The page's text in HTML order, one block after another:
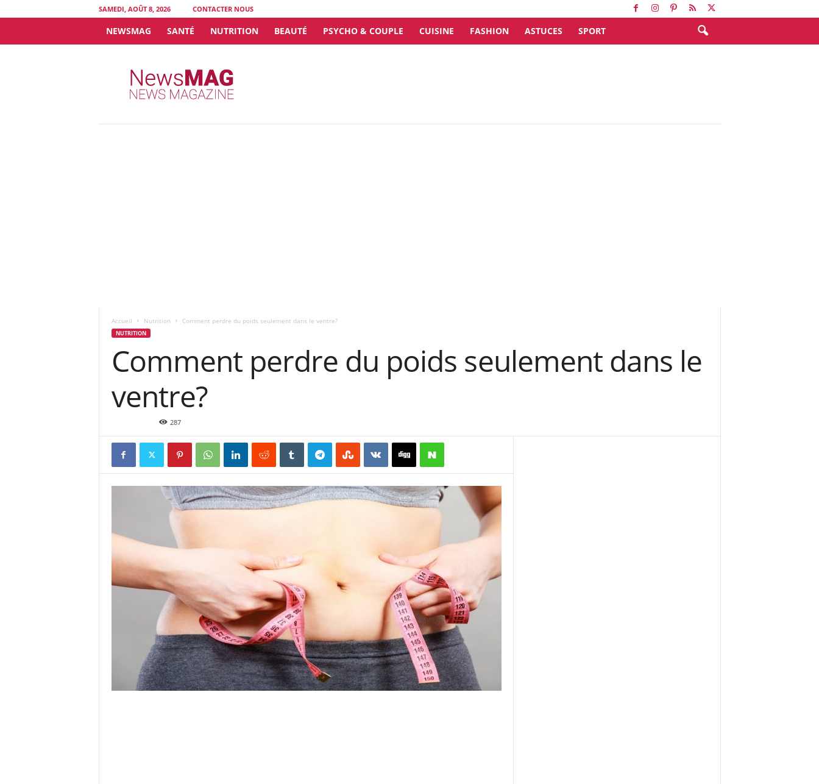
SAMEDI, AOÛT 8, 2026 CONTACTER NOUS
NEWSMAG SANTÉ NUTRITION BEAUTÉ PSYCHO & COUPLE CUISINE FASHION ASTUCES SPORT
Accueil Nutrition Comment perdre du poids seulement dans le ventre?
NUTRITION
Comment perdre du poids seulement dans le
ventre?
287